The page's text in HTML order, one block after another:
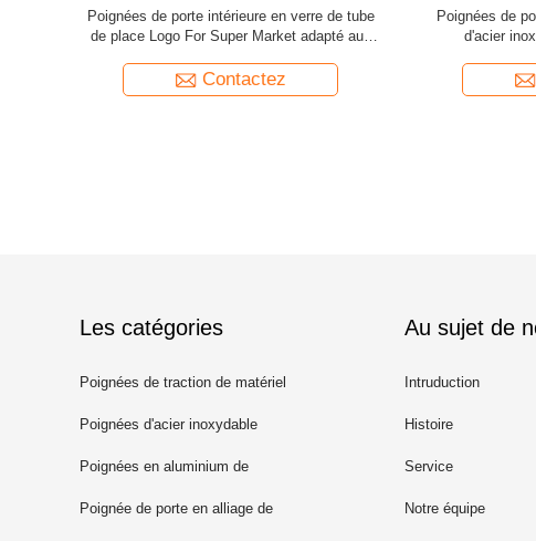
Décoration de clôtures et de portes en
aluminium
Contactez
Design
intérieur
Les catégories
Poignées de traction de matériel
Poignées d'acier inoxydable
Poignées en aluminium de
traction
Poignée de porte en alliage de
Au sujet de
Intruduction
Histoire
Service
Notre équipe